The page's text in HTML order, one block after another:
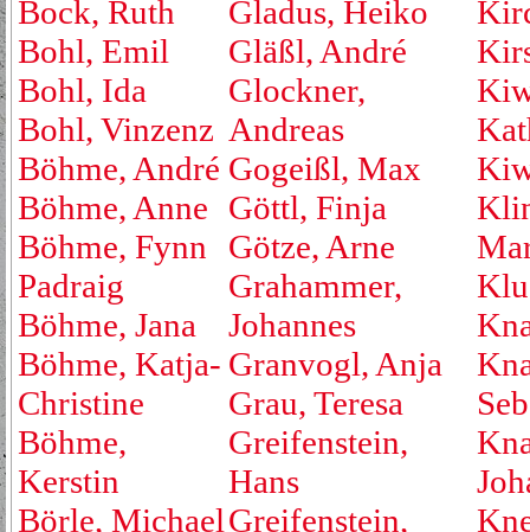
Bock, Ruth
Bohl, Emil
Bohl, Ida
Bohl, Vinzenz
Böhme, André
Böhme, Anne
Böhme, Fynn
Padraig
Böhme, Jana
Böhme, Katja-
Christine
Böhme,
Kerstin
Börle, Michael
Gladus, Heiko
Gläßl, André
Glockner,
Andreas
Gogeißl, Max
Göttl, Finja
Götze, Arne
Grahammer,
Johannes
Granvogl, Anja
Grau, Teresa
Greifenstein,
Hans
Greifenstein,